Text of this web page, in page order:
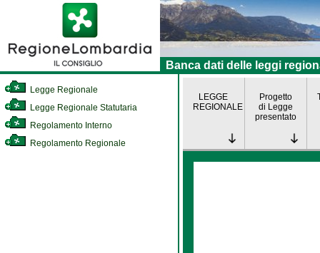
Banca dati delle leggi
Legge Regionale
Legge Regionale Statutaria
Regolamento Interno
Regolamento Regionale
LEGGE
REGIONALE
Progetto
di Legge
presentato